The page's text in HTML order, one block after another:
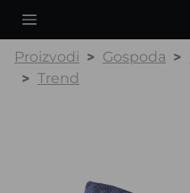
Proizvodi Gospoda
Trend